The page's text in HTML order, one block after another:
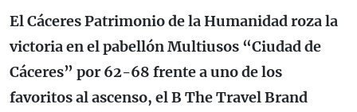
El Cáceres Patrimonio de la Humanidad roza la
victoria en el pabellón Multiusos “Ciudad de
Cáceres” por 62-68 frente a uno de los
favoritos al ascenso, el B The Travel Brand